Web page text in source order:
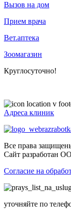
Вызов на дом
Прием врача
Вет.аптека
Зоомагазин
Круглосуточно!
Адреса клиник
Все права
Сайт разработан
Согласие на
уточняйте по